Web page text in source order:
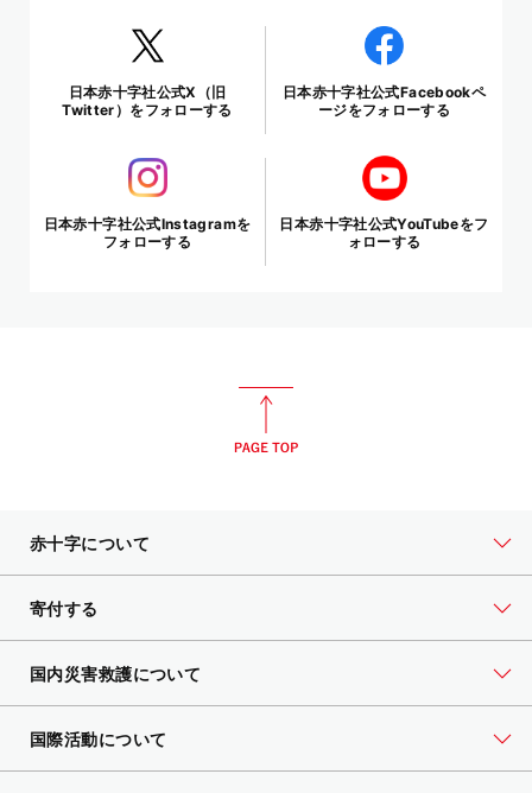
日本赤十字社公式X（旧
Twitter）をフォローする
日本赤十字社公式Facebookペ
ージをフォローする
日本赤十字社公式Instagramを
フォローする
日本赤十字社公式YouTubeをフ
ォローする
赤十字について
寄付する
国内災害救護について
国際活動について